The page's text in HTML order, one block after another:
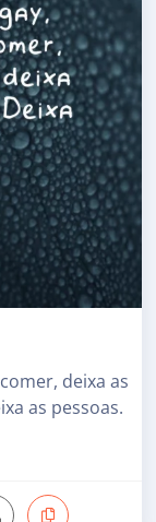
deixa as
as pessoas.